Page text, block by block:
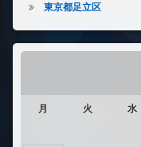
東京都足立区
月 火 水